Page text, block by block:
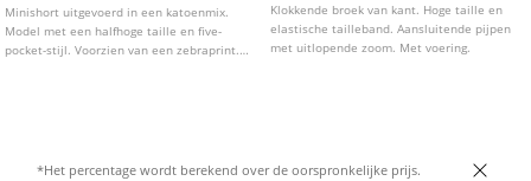
Minishort uitgevoerd in een katoenmix.
Model met een halfhoge taille en five-
pocket-stijl. Voorzien van een zebraprint.
Klokkende broek van kant. Hoge taille en
elastische tailleband. Aansluitende pijpen
met uitlopende zoom. Met voering.
*Het percentage wordt berekend over de oorspronkelijke prijs.